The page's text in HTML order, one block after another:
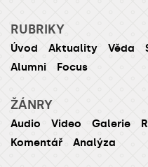
RUBRIKY
Úvod Aktuality Věda
Alumni
Focus
ŽÁNRY
Audio Video Galerie
Komentář
Analýza